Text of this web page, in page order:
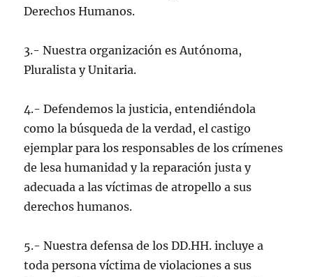
Derechos Humanos.
3.- Nuestra organización es Autónoma,
Pluralista y Unitaria.
4.- Defendemos la justicia, entendiéndola
como la búsqueda de la verdad, el castigo
ejemplar para los responsables de los crímenes
de lesa humanidad y la reparación justa y
adecuada a las víctimas de atropello a sus
derechos humanos.
5.- Nuestra defensa de los DD.HH. incluye a
toda persona víctima de violaciones a sus